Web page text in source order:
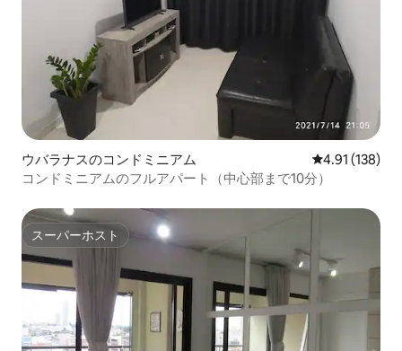
ウバラナスのコンドミニアム レビュー138
4.91 (138)
コンドミニアムのフルアパート（中心部まで10分）
スーパーホスト
スーパーホスト